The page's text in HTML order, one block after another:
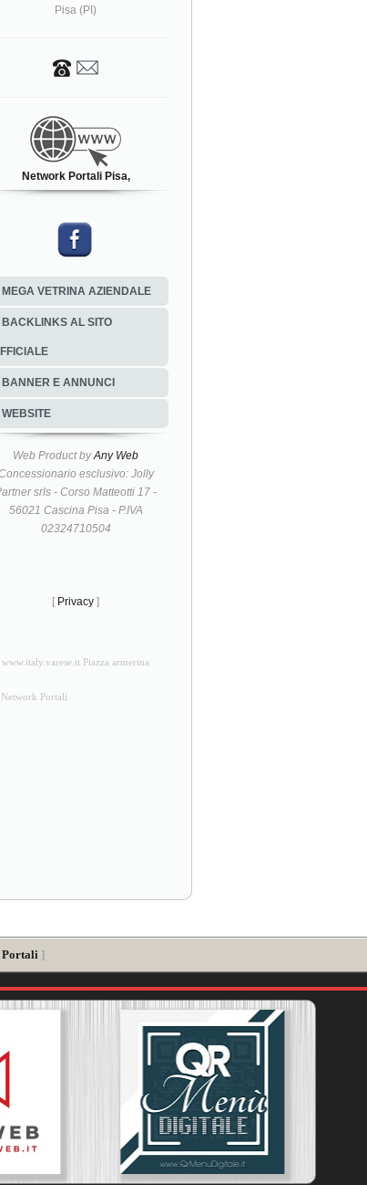
Pisa (PI)
Network Portali Pisa,
MEGA VETRINA AZIENDALE
BACKLINKS AL SITO
BANNER E ANNUNCI
WEBSITE
Web Product byAny Web
esclusivo: Jolly
srls - Corso Matteotti 17 -
56021 Cascina Pisa - P.IVA
02324710504
[ Privacy ]
www.italy.varese.it Piazza armerina
Network Portali
Portali ]